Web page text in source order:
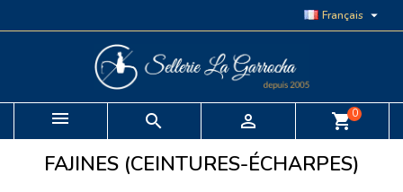
Français 
  shopping_cart0
FAJINES (CEINTURES-ÉCHARPES)